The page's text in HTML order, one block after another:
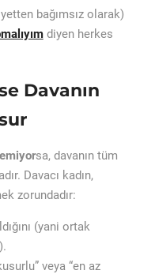
bağımsız olarak)
diyen herkes
Davanın
sa, davanın tüm
Davacı kadın,
zorundadır:
(yani ortak
veya “en az